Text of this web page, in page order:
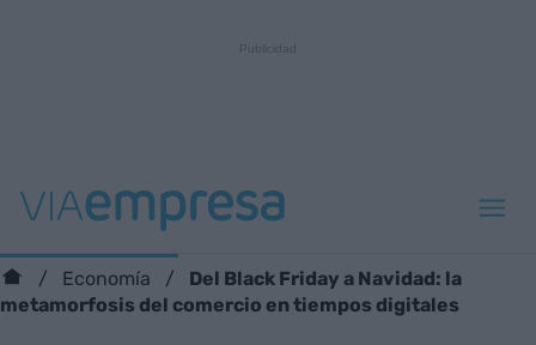
Economía
Del Black Friday a Navidad: la
metamorfosis del comercio en tiempos digitales